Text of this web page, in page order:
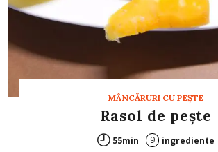
MÂNCĂRURI CU PEŞTE
Rasol de peşte
55min 9 ingrediente